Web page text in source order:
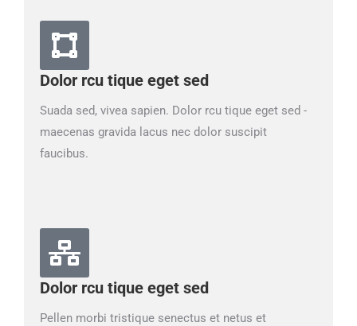
Dolor rcu tique eget sed
Suada sed, vivea sapien. Dolor rcu tique eget sed -
maecenas gravida lacus nec dolor suscipit
faucibus.
Dolor rcu tique eget sed
Pellen morbi tristique senectus et netus et